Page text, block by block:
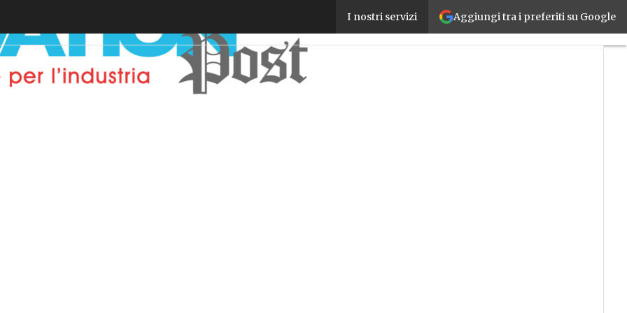
Aggiungi tra i preferiti su Google
I nostri servizi
Bi-Rex, i numeri dei primi tre anni di attività e i